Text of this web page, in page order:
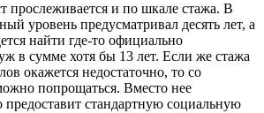
прослеживается и по шкале стажа. В
уровень предусматривал десять лет, а
найти где-то официально
в сумме хотя бы 13 лет. Если же стажа
окажется недостаточно, то со
попрощаться. Вместо нее
предоставит стандартную социальную